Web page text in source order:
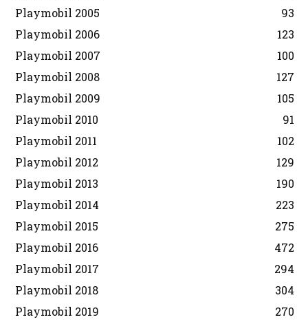
Playmobil 2005
93
Playmobil 2006
123
Playmobil 2007
100
Playmobil 2008
127
Playmobil 2009
105
Playmobil 2010
91
Playmobil 2011
102
Playmobil 2012
129
Playmobil 2013
190
Playmobil 2014
223
Playmobil 2015
275
Playmobil 2016
472
Playmobil 2017
294
Playmobil 2018
304
Playmobil 2019
270